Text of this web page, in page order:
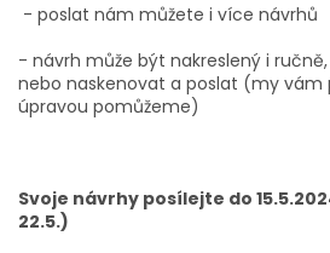
- poslat nám můžete i více návrhů
- návrh může být nakreslený i
nebo naskenovat a poslat (my vám
úpravou pomůžeme)
Svoje návrhy posílejte do
22.5.)